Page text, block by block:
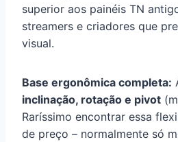
superior aos painéis TN
streamers e criadores que
visual.
Base ergonômica completa:
inclinação, rotação e pivot
Raríssimo encontrar essa
de preço – normalmente só